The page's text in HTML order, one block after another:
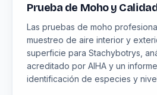
Prueba de Moho y
Las pruebas de moho
muestreo de aire interior y
superficie para Stachybotrys,
acreditado por AIHA y un
identificación de especies y